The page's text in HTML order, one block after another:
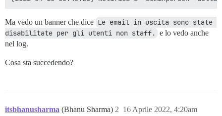
Ma vedo un banner che dice Le email in uscita sono state
disabilitate per gli utenti non staff. e lo vedo anche
nel log.
Cosa sta succedendo?
itsbhanusharma (Bhanu Sharma) 16 Aprile 2022, 4:20am
2